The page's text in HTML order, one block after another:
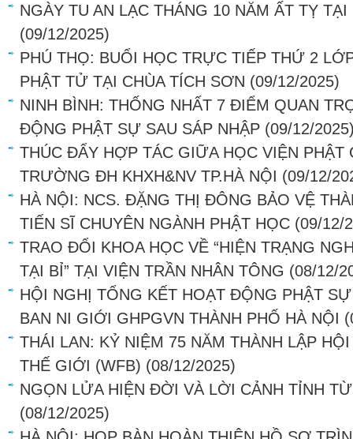
NGÀY TU AN LẠC THÁNG 10 NĂM ẤT TỴ TẠI
(09/12/2025)
PHÚ THỌ: BUỔI HỌC TRỰC TIẾP THỨ 2
PHẬT TỬ TẠI CHÙA TÍCH SƠN (09/12/2025)
NINH BÌNH: THỐNG NHẤT 7 ĐIỂM QUAN
ĐỘNG PHẬT SỰ SAU SÁP NHẬP (09/12/
THÚC ĐẨY HỢP TÁC GIỮA HỌC VIỆN PHẬT
TRƯỜNG ĐH KHXH&NV TP.HÀ NỘI (09/12/
HÀ NỘI: NCS. ĐẶNG THỊ ĐÔNG BẢO VỆ
TIẾN SĨ CHUYÊN NGÀNH PHẬT HỌC (09/12/
TRAO ĐỔI KHOA HỌC VỀ “HIỆN TRẠNG
TẠI BỈ” TẠI VIỆN TRẦN NHÂN TÔNG (08/12/
HỘI NGHỊ TỔNG KẾT HOẠT ĐỘNG PHẬT
BAN NI GIỚI GHPGVN THÀNH PHỐ HÀ NỘI
THÁI LAN: KỶ NIỆM 75 NĂM THÀNH LẬP
THẾ GIỚI (WFB) (08/12/2025)
NGỌN LỬA HIỆN ĐỜI VÀ LỜI CẢNH TỈNH
(08/12/2025)